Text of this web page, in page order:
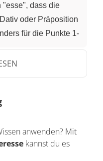
"esse", dass die
oder Präposition
für die Punkte 1-
dazwischen
3. dabei sein, an
jemand hat
gebraucht.
/ Der Berg liegt
Pater ac
anwenden? Mit
kannst du es